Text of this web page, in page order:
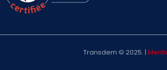
Transdem © 2025. |